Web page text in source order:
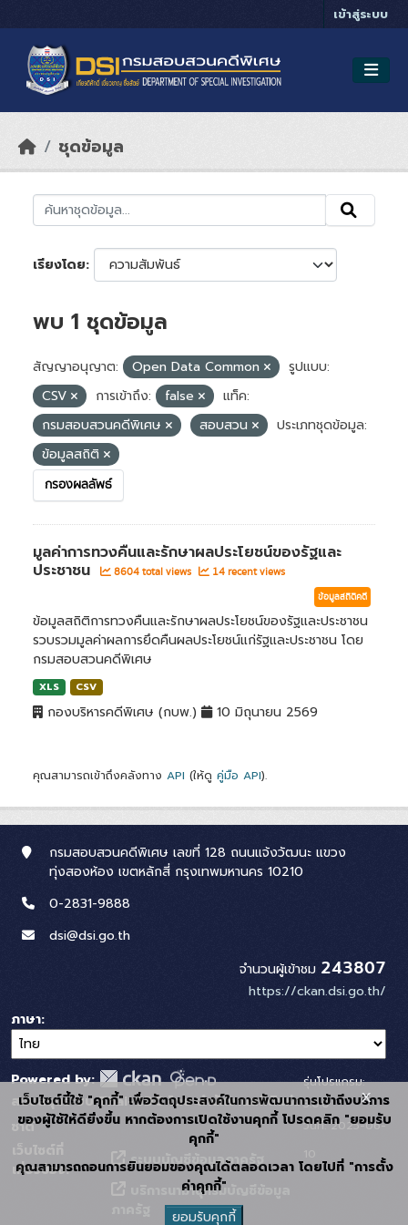
เข้าสู่ระบบ
ชุดข้อมูล
เรียงโดย
พบ 1 ชุดข้อมูล
สัญญาอนุญาต: Open Data Common
รูปแบบ:
CSV
การเข้าถึง: false
แท็ค:
กรมสอบสวนคดีพิเศษ
สอบสวน
ประเภทชุดข้อมูล:
ข้อมูลสถิติ
กรองผลลัพธ์
มูลค่าการทวงคืนและรักษาผลประโยชน์ของรัฐและ
ประชาชน
8604 total views 14 recent views
ข้อมูลสถิติคดี
ข้อมูลสถิติการทวงคืนและรักษาผลประโยชน์ของรัฐและประชาชน
รวบรวมมูลค่าผลการยึดคืนผลประโยชน์แก่รัฐและประชาชน โดย
กรมสอบสวนคดีพิเศษ
XLS CSV
กองบริหารคดีพิเศษ (กบพ.) 10 มิถุนายน 2569
คุณสามารถเข้าถึงคลังทาง API (ให้ดู คู่มือ API).
กรมสอบสวนคดีพิเศษ เลขที่ 128 ถนนแจ้งวัฒนะ แขวง
ทุ่งสองห้อง เขตหลักสี่ กรุงเทพมหานคร 10210
0-2831-9888
dsi@dsi.go.th
จำนวนผู้เข้าชม 243807
https://ckan.dsi.go.th/
ภาษา
Powered by:
สนับสนุนระบบ Thai-GDC โดย สำนักงานสถิติแห่ง
ชาติ
เกี่ยวข้อง:
ระบบบัญชีข้อมูลภาครัฐ
บริการนามานุกรมบัญชีข้อมูล
รุ่นโปรแกรม:
3.0.0
วันที่: 2025-06-
เว็บไซต์นี้ใช้ "คุกกี้" เพื่อวัตถุประสงค์ในการพัฒนาการเข้าถึงบริการ
ของผู้ใช้ให้ดียิ่งขึ้น หากต้องการเปิดใช้งานคุกกี้ โปรดคลิก "ยอมรับ
คุกกี้"
คุณสามารถถอนการยินยอมของคุณได้ตลอดเวลา โดยไปที่ "การตั้ง
ค่าคุกกี้"
ยอมรับคุกกี้
x